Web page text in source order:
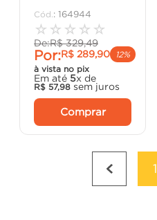
: 164944
☆ ☆ ☆ ☆ ☆
De:R$ 329,49
Por:R$ 289,90
12%
à vista no pix
Em até 5x de
R$ 57,98 sem juros
Comprar
1
vaso sanitário
º cadeira